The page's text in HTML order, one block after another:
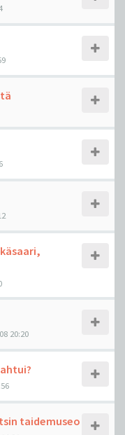
20:20
taidemuseo